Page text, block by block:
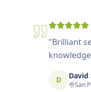
"Brilliant
D
San